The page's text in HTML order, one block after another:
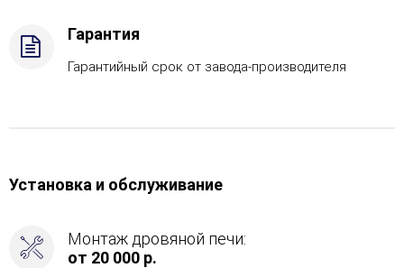
Газ,
в
Гарантия
Гарантийный срок от завода-производителя
Установка и обслуживание
Монтаж дровяной печи:
от 20 000 р.